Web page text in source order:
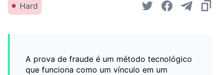
Hard
A prova de fraude é um método tecnológico
que funciona como um vínculo em um